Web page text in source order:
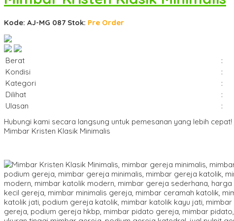
Kode: AJ-MG 087 Stok: Pre Order
Berat :
Kondisi
:
Kategori
:
Dilihat
:
Ulasan
:
Hubungi kami secara langsung untuk pemesanan yang lebih cepat!
Mimbar Kristen Klasik Minimalis